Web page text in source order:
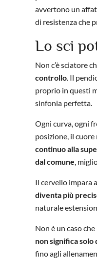
avvertono un
di resistenza che
Lo sci
Non c’è sciatore
controllo. Il
proprio in questi
sinfonia perfetta.
Ogni curva, ogni
posizione, il
continuo alla
dal comune,
Il cervello impara
diventa più
naturale
Non è un caso
non significa
fino agli